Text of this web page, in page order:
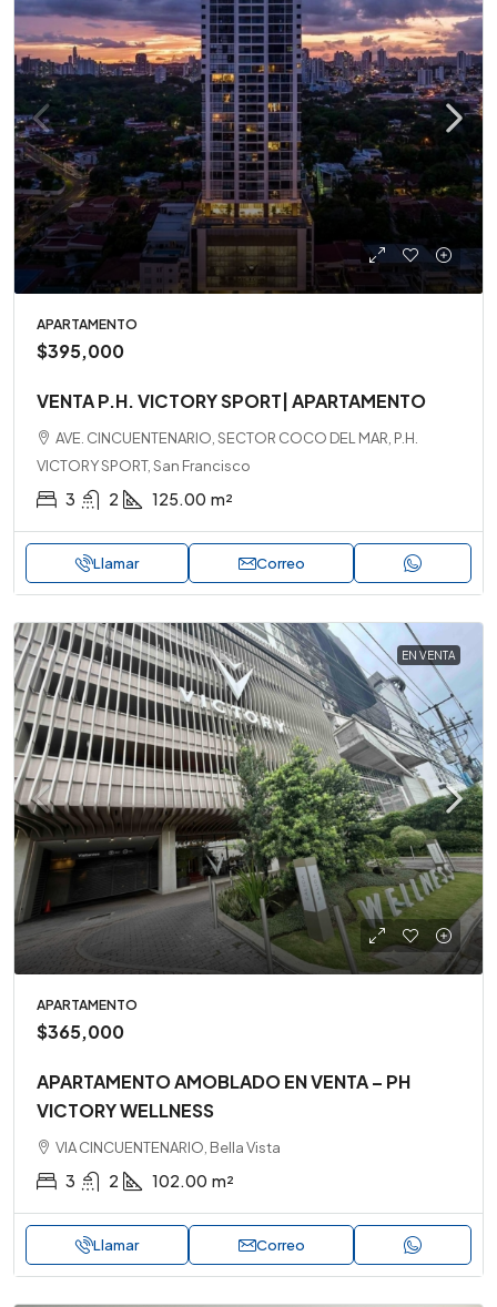
APARTAMENTO
$395,000
VENTA P.H. VICTORY SPORT| APARTAMENTO
AVE. CINCUENTENARIO, SECTOR COCO DEL MAR, P.H.
VICTORY SPORT, San Francisco
3 2 125.00 m²
Llamar Correo
EN VENTA
APARTAMENTO
$365,000
APARTAMENTO AMOBLADO EN VENTA – PH
VICTORY WELLNESS
VIA CINCUENTENARIO, Bella Vista
3 2 102.00 m²
Llamar Correo